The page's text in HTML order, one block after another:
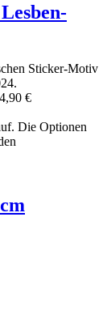
Sticker-Motiv
,90 €
Die Optionen